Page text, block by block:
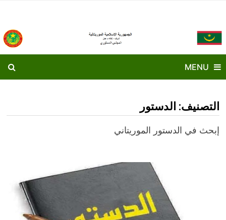
content
MENU
التصنيف: الدستور
إبحث في الدستور الموريتاني